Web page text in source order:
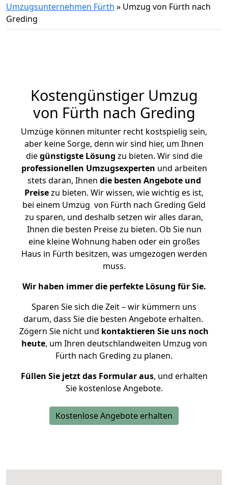
Umzugsunternehmen Fürth » Umzug von Fürth nach
Greding
Kostengünstiger Umzug
von Fürth nach Greding
Umzüge können mitunter recht kostspielig sein,
aber keine Sorge, denn wir sind hier, um Ihnen
diegünstigste Lösung zu bieten. Wir sind die
professionellen Umzugsexperten und arbeiten
stets daran, Ihnen die besten Angebote und
Preisezu bieten. Wir wissen, wie wichtig es ist,
bei einem Umzug von Fürth nach Greding Geld
zu sparen, und deshalb setzen wir alles daran,
Ihnen die besten Preise zu bieten. Ob Sie nun
eine kleine Wohnung haben oder ein großes
Haus in Fürth besitzen, was umgezogen werden
muss.
Wir haben immer die perfekte Lösung für Sie.
Sparen Sie sich die Zeit – wir kümmern uns
darum, dass Sie die besten Angebote erhalten.
Zögern Sie nicht und kontaktieren Sie uns noch
heute, um Ihren deutschlandweiten Umzug von
Fürth nach Greding zu planen.
Füllen Sie jetzt das Formular aus, und erhalten
Sie kostenlose Angebote.
Kostenlose Angebote erhalten